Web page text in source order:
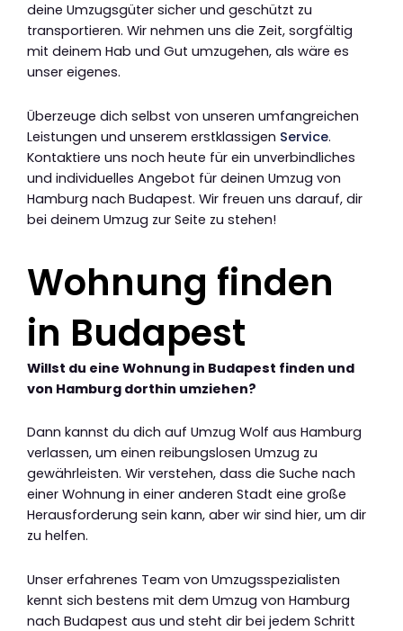
deine Umzugsgüter sicher und geschützt zu
transportieren. Wir nehmen uns die Zeit, sorgfältig
mit deinem Hab und Gut umzugehen, als wäre es
unser eigenes.
Überzeuge dich selbst von unseren umfangreichen
Leistungen und unserem erstklassigen Service.
Kontaktiere uns noch heute für ein unverbindliches
und individuelles Angebot für deinen Umzug von
Hamburg nach Budapest. Wir freuen uns darauf, dir
bei deinem Umzug zur Seite zu stehen!
Wohnung finden
in Budapest
Willst du eine Wohnung in Budapest finden und
von Hamburg dorthin umziehen?
Dann kannst du dich auf Umzug Wolf aus Hamburg
verlassen, um einen reibungslosen Umzug zu
gewährleisten. Wir verstehen, dass die Suche nach
einer Wohnung in einer anderen Stadt eine große
Herausforderung sein kann, aber wir sind hier, um dir
zu helfen.
Unser erfahrenes Team von Umzugsspezialisten
kennt sich bestens mit dem Umzug von Hamburg
nach Budapest aus und steht dir bei jedem Schritt